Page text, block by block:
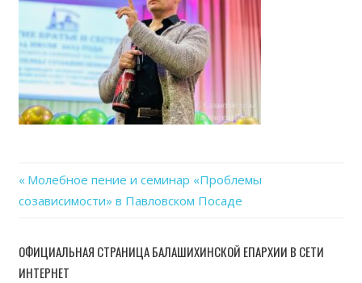
Навигация
записям
Previous
Post:
Молебное пение и семинар «Проблемы
созависимости» в Павловском Посаде
ОФИЦИАЛЬНАЯ СТРАНИЦА БАЛАШИХИНСКОЙ ЕПАРХИИ В СЕТИ
ИНТЕРНЕТ